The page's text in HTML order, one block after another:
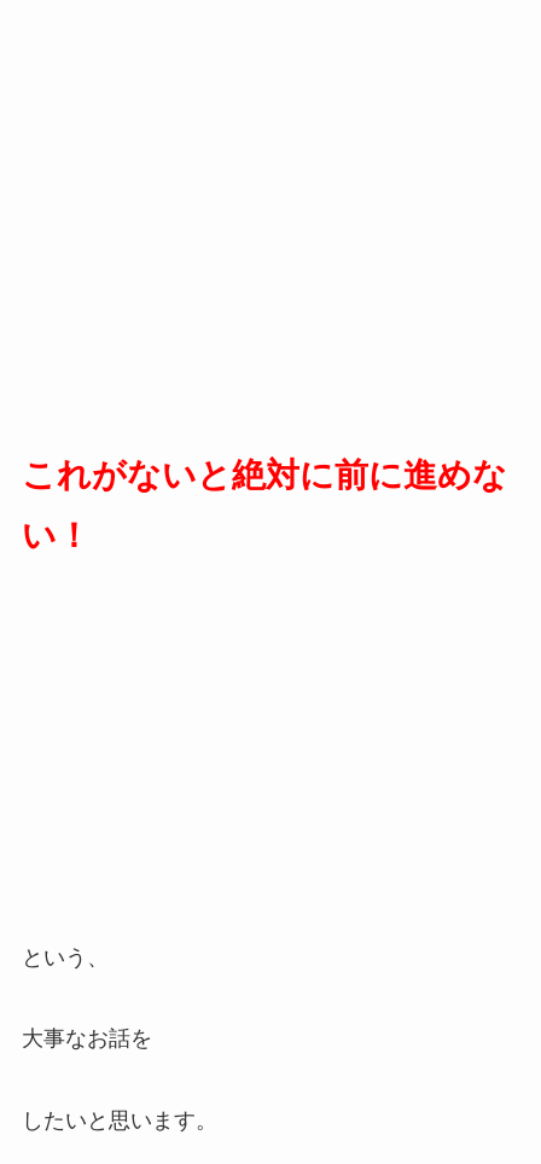
これがないと絶対に前に進めな
い！
という、
大事なお話を
したいと思います。